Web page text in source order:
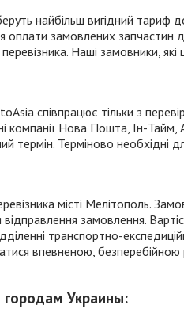
найбільш вигідний тариф
оплати замовлених запчастин
Наші замовники, які
співпрацює тільки з
компанії Нова Пошта, Ін-Тайм,
термін. Терміново необхідні
місті Мелітополь.
замовлення.
транспортно-
впевненою,
городам Украины: